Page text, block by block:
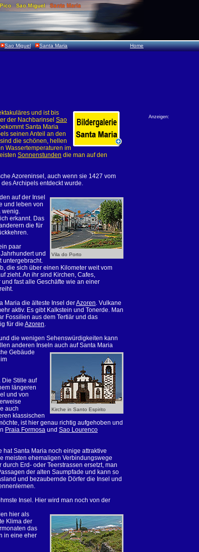
Sao Miguel Santa Maria Home
und ist bis
der Nachbarinsel Sao
Santa Maria
seinen Anteil an den
die schönen, hellen
Wassertemperaturen im
Sonnenstunden die man auf den
Azoreninsel, auch wenn sie 1427 vom
Archipels entdeckt wurde.
Vila do Porto
auf der Insel
und leben von
wenig.
erkannt. Das
die für
paar
und
untergebracht.
die sich über einen Kilometer weit vom
zieht. An ihr sind Kirchen, Cafes,
fast alle Geschäfte wie an einer
Maria die älteste Insel derAzoren. Vulkane
aktiv. Es gibt Kalkstein und Tonerde. Man
Fossilien aus dem Tertiär und das
für die Azoren.
die wenigen Sehenswürdigkeiten kann
anderen Inseln auch auf Santa Maria
Kirche in Santo Espirito
Gebäude
Die Stille auf
längeren
und von
auch
klassischen
ist hier genau richtig aufgehoben und
Praia Formosa und Sao Lourenco
hat Santa Maria noch einige attraktive
meisten ehemaligen Verbindungswege
Erd- oder Teerstrassen ersetzt, man
der alten Saumpfade und kann so
und bezaubernde Dörfer die Insel und
Insel. Hier wird man noch von der
hier als
Klima der
das
in eine eher
Anzeigen: